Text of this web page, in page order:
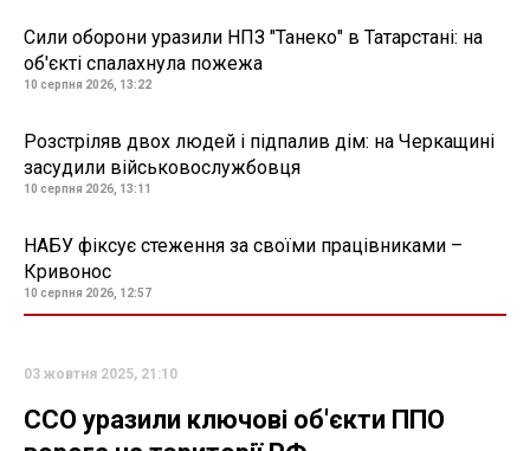
Сили оборони уразили НПЗ "Танеко" в Татарстані: на
об'єкті спалахнула пожежа
10 серпня 2026, 13:22
Розстріляв двох людей і підпалив дім: на Черкащині
засудили військовослужбовця
10 серпня 2026, 13:11
НАБУ фіксує стеження за своїми працівниками –
Кривонос
10 серпня 2026, 12:57
03 жовтня 2025, 21:10
ССО уразили ключові об'єкти ППО